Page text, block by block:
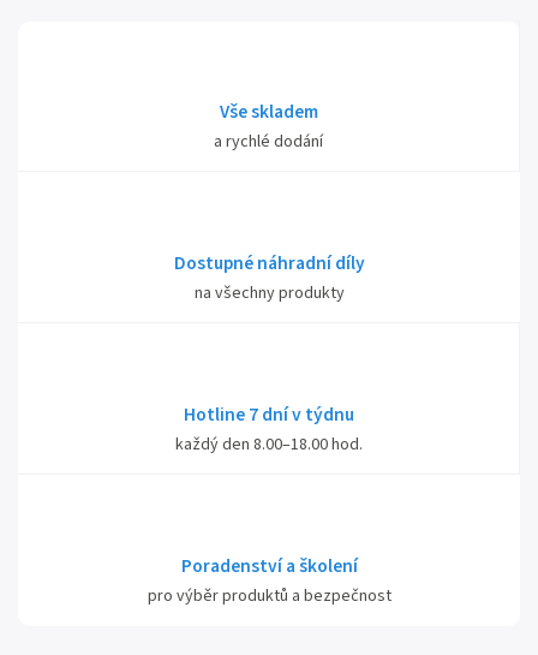
Vše skladem
a rychlé dodání
Dostupné náhradní díly
na všechny produkty
Hotline 7 dní v týdnu
každý den 8.00–18.00 hod.
Poradenství a školení
pro výběr produktů a bezpečnost